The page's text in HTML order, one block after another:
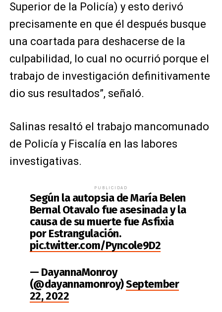
Superior de la Policía) y esto derivó
precisamente en que él después busque
una coartada para deshacerse de la
culpabilidad, lo cual no ocurrió porque el
trabajo de investigación definitivamente
dio sus resultados”, señaló.
Salinas resaltó el trabajo mancomunado
de Policía y Fiscalía en las labores
investigativas.
PUBLICIDAD
Según la autopsia de María Belen
Bernal Otavalo fue asesinada y la
causa de su muerte fue Asfixia
por Estrangulación.
pic.twitter.com/Pyncole9D2
— DayannaMonroy
(@dayannamonroy)September
22, 2022